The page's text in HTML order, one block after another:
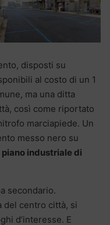
disposti su
al costo di un 1
ma una ditta
così come riportato
marciapiede. Un
messo nero su
piano industriale di
secondario.
del centro città, si
d’interesse. E